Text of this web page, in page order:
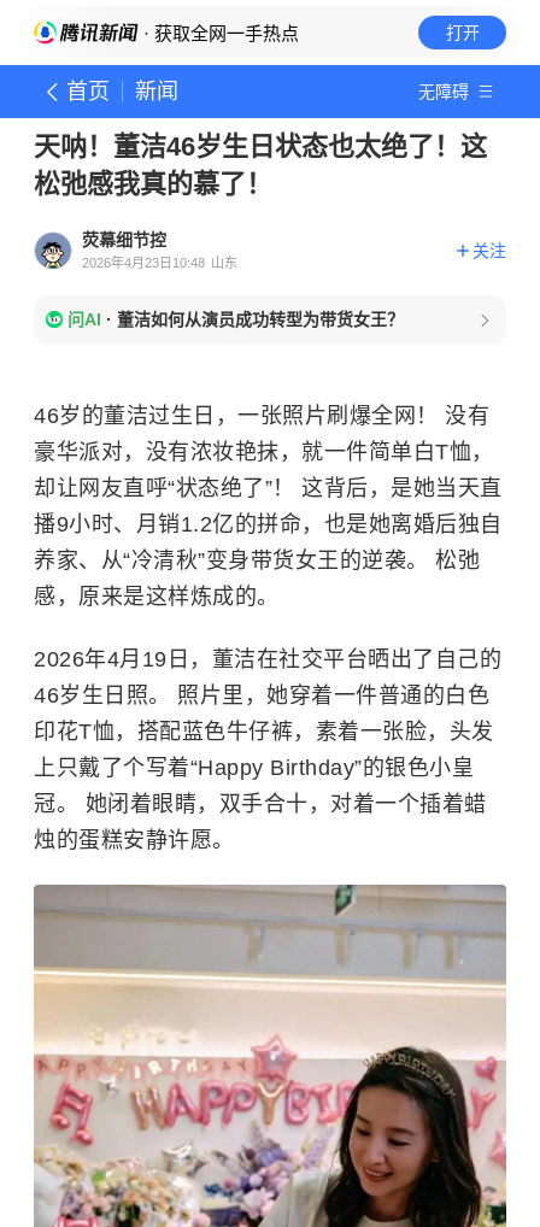
· 获取全网一手热点 打开
首页 新闻 无障碍
天呐！董洁46岁生日状态也太绝了！这
松弛感我真的慕了！
荧幕细节控
2026年4月23日10:48 山东
关注
问AI · 董洁如何从演员成功转型为带货女王？
46岁的董洁过生日，一张照片刷爆全网！ 没有
豪华派对，没有浓妆艳抹，就一件简单白T恤，
却让网友直呼“状态绝了”！ 这背后，是她当天直
播9小时、月销1.2亿的拼命，也是她离婚后独自
养家、从“冷清秋”变身带货女王的逆袭。 松弛
感，原来是这样炼成的。
2026年4月19日，董洁在社交平台晒出了自己的
46岁生日照。 照片里，她穿着一件普通的白色
印花T恤，搭配蓝色牛仔裤，素着一张脸，头发
上只戴了个写着“Happy Birthday”的银色小皇
冠。 她闭着眼睛，双手合十，对着一个插着蜡
烛的蛋糕安静许愿。